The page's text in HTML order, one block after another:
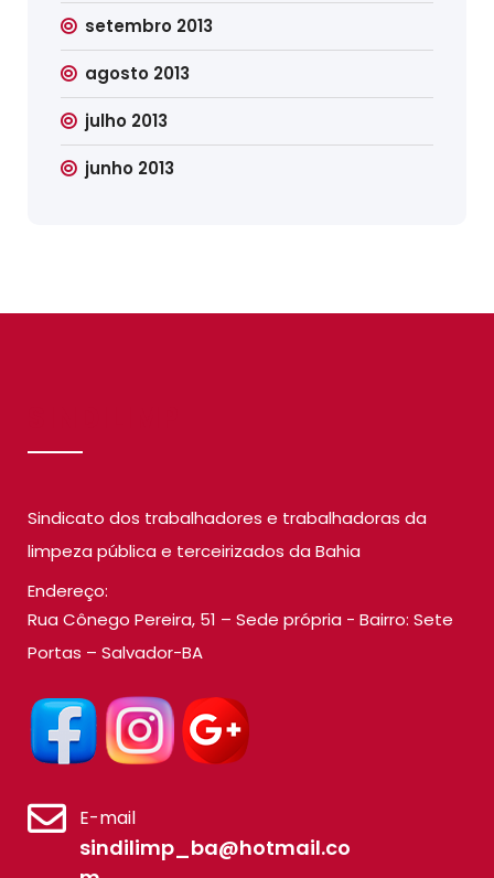
setembro 2013
agosto 2013
julho 2013
junho 2013
Sindicato dos trabalhadores e trabalhadoras da
limpeza pública e terceirizados da Bahia
Endereço:
Rua Cônego Pereira, 51 – Sede própria - Bairro: Sete
Portas – Salvador-BA
E-mail
sindilimp_ba@hotmail.co